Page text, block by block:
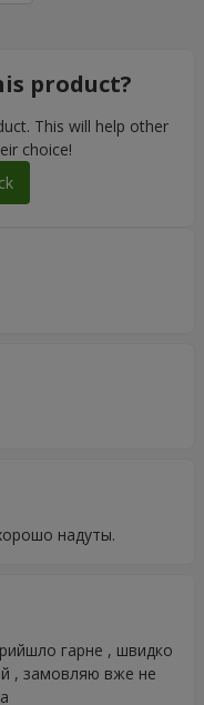
надуты.
гарне , швидко
, замовляю вже не
product?
This will help other
choice!